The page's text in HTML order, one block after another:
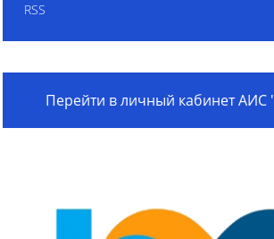
RSS
Перейти в личный кабинет АИС